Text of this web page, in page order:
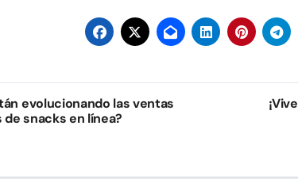
evolucionando las ventas
snacks en línea?